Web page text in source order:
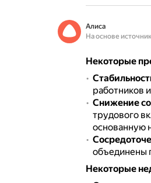
Алиса
На основе
Некоторые
работников
Снижение
трудового
основанную
объединены
Некоторые